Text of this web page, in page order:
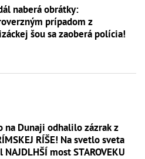
naberá obrátky:
prípadom z
šou sa zaoberá polícia!
na Dunaji odhalilo zázrak z
RÍŠE! Na svetlo sveta
most STAROVEKU